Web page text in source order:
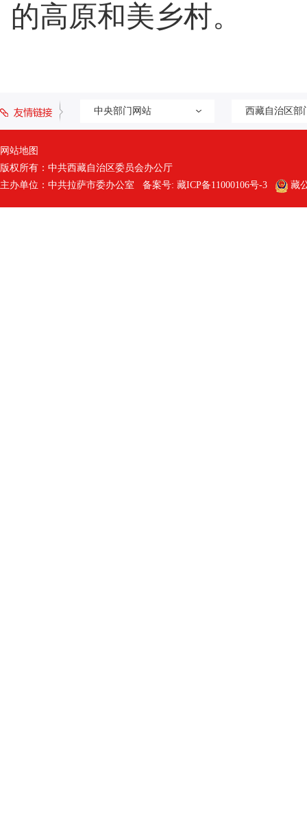
的高原和美乡村。
中央部门网站 西藏自治区部
网站地图
版权所有：中共西藏自治区委员会办公厅
主办单位：中共拉萨市委办公室 备案号: 藏ICP备11000106号-3 藏